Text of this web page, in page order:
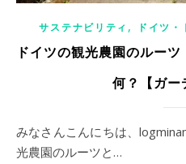
サステナビリティ , ドイツ
ドイツの観光農園のルー
何？【ガー
みなさんこんにちは、logminamiです。 今回は「ドイツの観
光農園のルーツと…